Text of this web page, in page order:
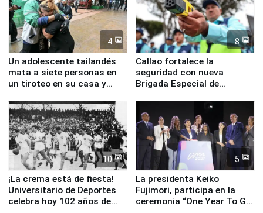
4
Un adolescente tailandés
mata a siete personas en
un tiroteo en su casa y
8
Callao fortalece la
seguridad con nueva
Brigada Especial de
equipamiento para
Serenazgo
10
¡La crema está de fiesta!
Universitario de Deportes
celebra hoy 102 años de
5
La presidenta Keiko
Fujimori, participa en la
ceremonia “One Year To Go